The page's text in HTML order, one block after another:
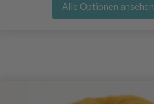
Alle Optionen ansehen